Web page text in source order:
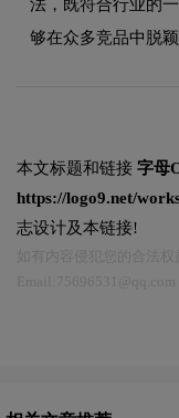
够在众多竞品中脱
本文标题和链接 字母
https://logo9.net/
志设计及本链接!